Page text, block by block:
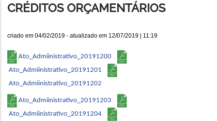
CRÉDITOS ORÇAMENTÁRIOS
criado em 04/02/2019 - atualizado em 12/07/2019 | 11:19
Ato_Admiinistrativo_20191200
Ato_Admiinistrativo_20191201
Ato_Admiinistrativo_20191202
Ato_Admiinistrativo_20191203
Ato_Admiinistrativo_20191204